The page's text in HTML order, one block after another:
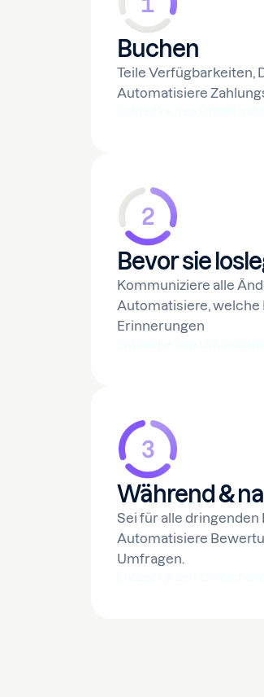
Buchen
Teile Verfügbarkeiten,
Automatisiere
Bevor sie
Kommuniziere alle
Automatisiere, welche
Erinnerungen
Während &
Sei für alle dringenden
Automatisiere
Umfragen.